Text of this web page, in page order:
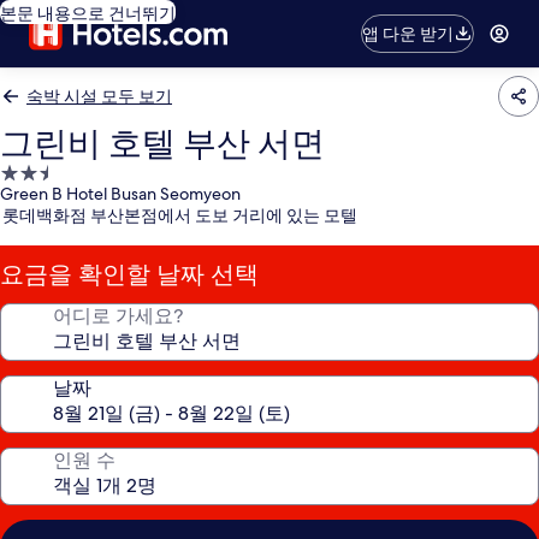
본문 내용으로 건너뛰기
앱 다운 받기
숙박 시설 모두 보기
그린비 호텔 부산 서면
2.5
성
급
숙
박
시
Green B Hotel Busan Seomyeon
롯데백화점 부산본점에서 도보 거리에 있는 모텔
요금을 확인할 날짜 선택
어디로 가세요?
날짜
인원 수